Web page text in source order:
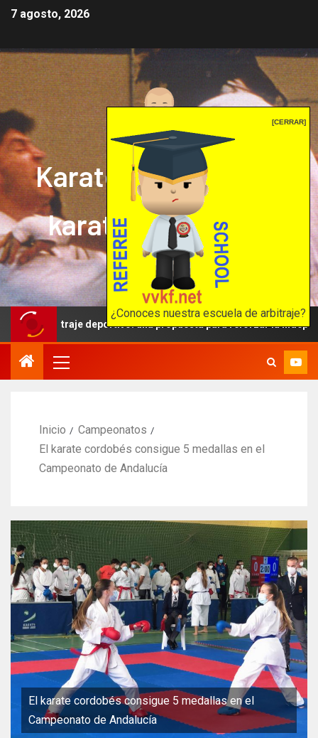
[CERRAR]
¿Conoces nuestra escuela de arbitraje?
7 agosto, 2026
Karate mrprepor: el
karate en internet
El karate en internet
deportivo: una propuesta para reforzar la independencia
Inicio
Campeonatos
El karate cordobés consigue 5 medallas en el
Campeonato de Andalucía
El karate cordobés consigue 5 medallas en el
Campeonato de Andalucía